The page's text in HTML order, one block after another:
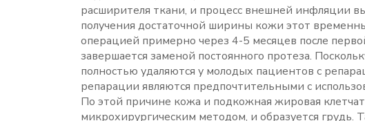
расширителя ткани, и процесс внешней инфляции
получения достаточной ширины кожи этот
операцией примерно через 4-5 месяцев после
завершается заменой постоянного протеза.
полностью удаляются у молодых пациентов с
репарации являются предпочтительными с
По этой причине кожа и подкожная жировая
микрохирургическим методом, и образуется грудь.